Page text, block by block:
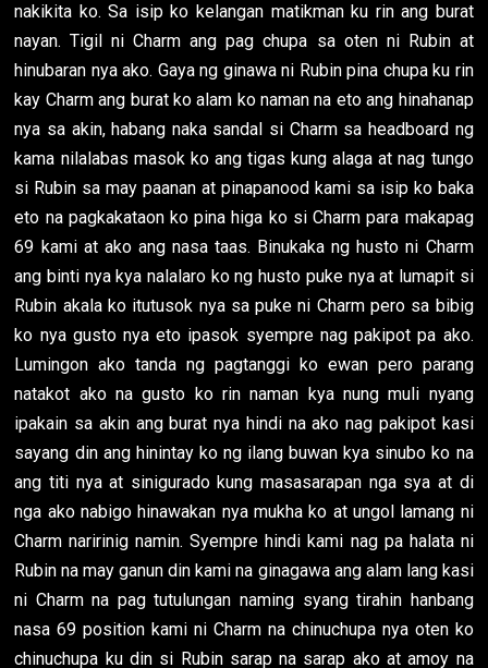
nakikita ko. Sa isip ko kelangan matikman ku rin ang burat
nayan. Tigil ni Charm ang pag chupa sa oten ni Rubin at
hinubaran nya ako. Gaya ng ginawa ni Rubin pina chupa ku rin
kay Charm ang burat ko alam ko naman na eto ang hinahanap
nya sa akin, habang naka sandal si Charm sa headboard ng
kama nilalabas masok ko ang tigas kung alaga at nag tungo
si Rubin sa may paanan at pinapanood kami sa isip ko baka
eto na pagkakataon ko pina higa ko si Charm para makapag
69 kami at ako ang nasa taas. Binukaka ng husto ni Charm
ang binti nya kya nalalaro ko ng husto puke nya at lumapit si
Rubin akala ko itutusok nya sa puke ni Charm pero sa bibig
ko nya gusto nya eto ipasok syempre nag pakipot pa ako.
Lumingon ako tanda ng pagtanggi ko ewan pero parang
natakot ako na gusto ko rin naman kya nung muli nyang
ipakain sa akin ang burat nya hindi na ako nag pakipot kasi
sayang din ang hinintay ko ng ilang buwan kya sinubo ko na
ang titi nya at sinigurado kung masasarapan nga sya at di
nga ako nabigo hinawakan nya mukha ko at ungol lamang ni
Charm naririnig namin. Syempre hindi kami nag pa halata ni
Rubin na may ganun din kami na ginagawa ang alam lang kasi
ni Charm na pag tutulungan naming syang tirahin hanbang
nasa 69 position kami ni Charm na chinuchupa nya oten ko
chinuchupa ku din si Rubin sarap na sarap ako at amoy na